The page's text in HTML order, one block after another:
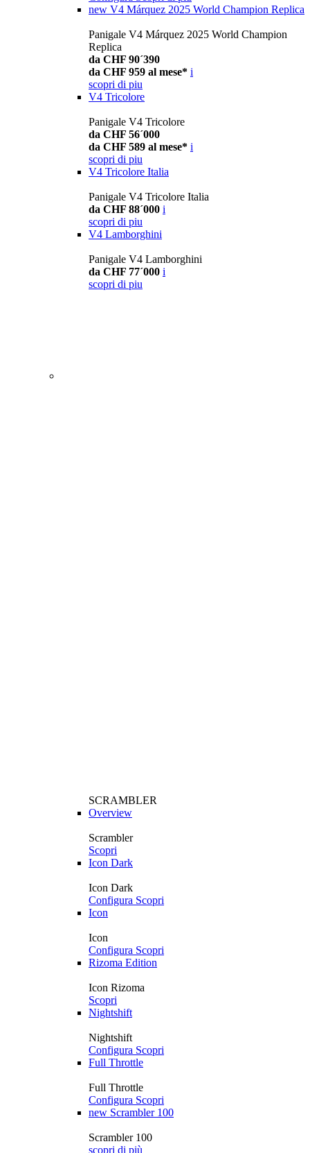
new V4 Márquez 2025 World Champion Replica
Panigale V4 Márquez 2025 World Champion
Replica
da CHF 90´390
da CHF 959 al mese* i
scopri di piu
V4 Tricolore
Panigale V4 Tricolore
da CHF 56´000
da CHF 589 al mese* i
scopri di piu
V4 Tricolore Italia
Panigale V4 Tricolore Italia
da CHF 88´000 i
scopri di piu
V4 Lamborghini
Panigale V4 Lamborghini
da CHF 77´000 i
scopri di piu
SCRAMBLER
Overview
Scrambler
Scopri
Icon Dark
Icon Dark
Configura Scopri
Icon
Icon
Configura Scopri
Rizoma Edition
Icon Rizoma
Scopri
Nightshift
Nightshift
Configura Scopri
Full Throttle
Full Throttle
Configura Scopri
new Scrambler 100
Scrambler 100
scopri di più